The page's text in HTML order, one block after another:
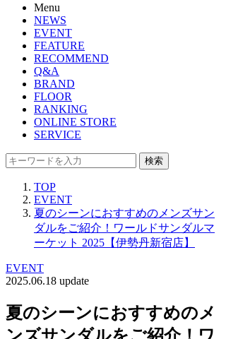
Menu
NEWS
EVENT
FEATURE
RECOMMEND
Q&A
BRAND
FLOOR
RANKING
ONLINE STORE
SERVICE
検索
TOP
EVENT
夏のシーンにおすすめのメンズサン
ダルをご紹介！ワールドサンダルマ
ーケット 2025【伊勢丹新宿店】
EVENT
2025.06.18 update
夏のシーンにおすすめのメ
ンズサンダルをご紹介！ワ